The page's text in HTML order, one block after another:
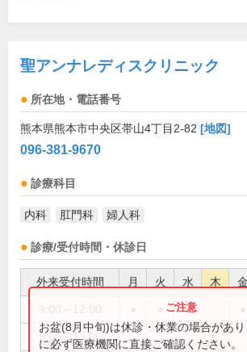
聖アンナレディスクリニック
所在地・電話番号
熊本県熊本市中央区帯山4丁目2-82 [地図]
096-381-9670
診療科目
内科 肛門科 婦人科
診療/受付時間・休診日
外来受付時間 月 火 水 木 金
●
9:00～13:00
お盆(8月中旬)は休診・休業の場合があ
に必ず医療機関に直接ご確認ください。